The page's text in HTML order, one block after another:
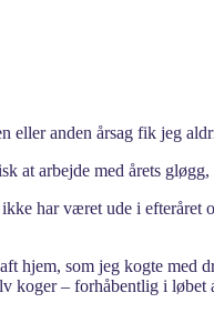
eller anden årsag fik jeg
at arbejde med årets
har været ude i efteråret
hjem, som jeg kogte med
koger – forhåbentlig i